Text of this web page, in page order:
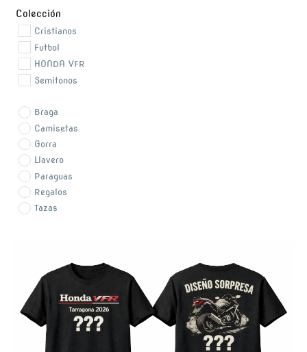
Colección
Cristianos
Futbol
HONDA VFR
Semitonos
Braga
Camisetas
Gorra
Llavero
Paraguas
Regalos
Tazas